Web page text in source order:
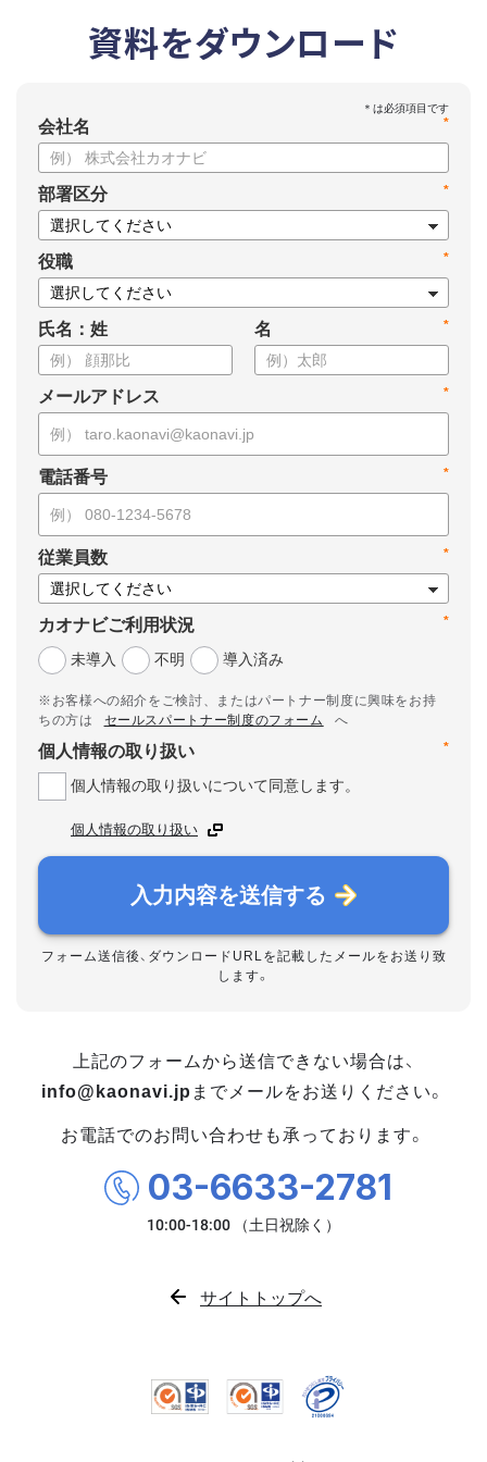
資料をダウンロード
*
会社名
*
部署区分
*
役職
氏名：姓 *
名
*
メールアドレス
*
電話番号
*
従業員数
*
カオナビご利用状況
未導入
不明 導入済み
※お客様への紹介をご検討、またはパートナー制度に興味をお持
ちの方は
セールスパートナー制度のフォーム
へ
*
個人情報の取り扱い
個人情報の取り扱いについて同意します。
個人情報の取り扱い
入力内容を送信する
フォーム送信後、ダウンロードURLを記載したメールをお送り致
します。
上記のフォームから送信できない場合は、
info@kaonavi.jp までメールをお送りください。
お電話でのお問い合わせも承っております。
03-6633-2781
サイトトップへ